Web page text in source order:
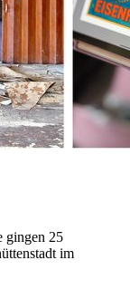
gingen 25
im